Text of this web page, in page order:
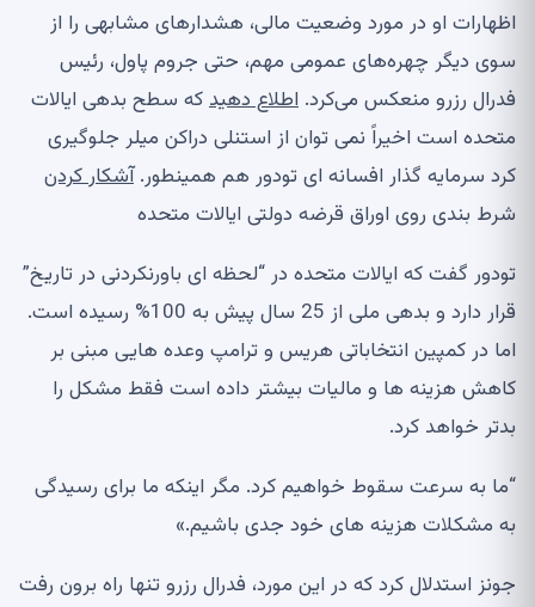
اظهارات او در مورد وضعیت مالی، هشدارهای مشابهی را از
سوی دیگر چهره‌های عمومی مهم، حتی جروم پاول، رئیس
فدرال رزرو منعکس می‌کرد. اطلاع دهیدکه سطح بدهی ایالات
متحده است اخیراً نمی توان از استنلی دراکن میلر جلوگیری
کرد سرمایه گذار افسانه ای تودور هم همینطور.آشکار کردن
شرط بندی روی اوراق قرضه دولتی ایالات متحده
تودور گفت که ایالات متحده در “لحظه ای باورنکردنی در تاریخ”
قرار دارد و بدهی ملی از 25 سال پیش به 100% رسیده است.
اما در کمپین انتخاباتی هریس و ترامپ وعده هایی مبنی بر
کاهش هزینه ها و مالیات بیشتر داده است فقط مشکل را
بدتر خواهد کرد.
“ما به سرعت سقوط خواهیم کرد. مگر اینکه ما برای رسیدگی
به مشکلات هزینه های خود جدی باشیم.»
جونز استدلال کرد که در این مورد، فدرال رزرو تنها راه برون رفت